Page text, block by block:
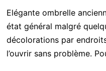
Elégante ombrelle
état général malgré
décolorations par
l’ouvrir sans problème.